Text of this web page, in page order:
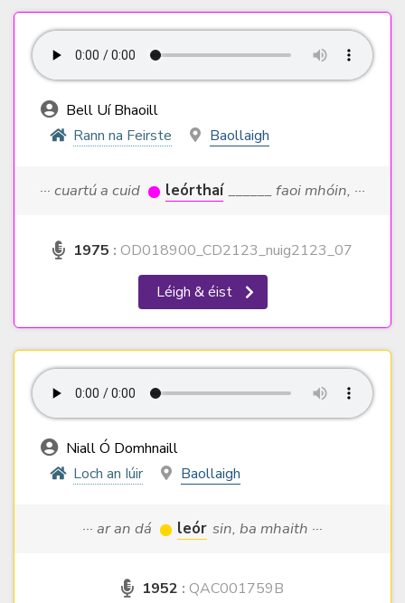
Bell Uí Bhaoill
Rann na Feirste
Baollaigh
··· cuartú a cuid leórthaí ______ faoi mhóin, ···
1975 : OD018900_CD2123_nuig2123_07
Léigh & éist
Niall Ó Domhnaill
Loch an Iúir
Baollaigh
··· ar an dá leór sin, ba mhaith ···
1952 : QAC001759B